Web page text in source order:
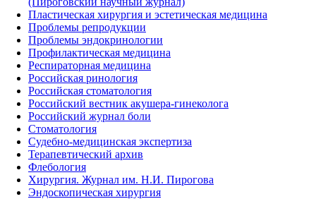
Пластическая хирургия и эстетическая медицина
Проблемы репродукции
Проблемы эндокринологии
Профилактическая медицина
Респираторная медицина
Российская ринология
Российская стоматология
Российский вестник акушера-гинеколога
Российский журнал боли
Стоматология
Судебно-медицинская экспертиза
Терапевтический архив
Флебология
Хирургия. Журнал им. Н.И. Пирогова
Эндоскопическая хирургия